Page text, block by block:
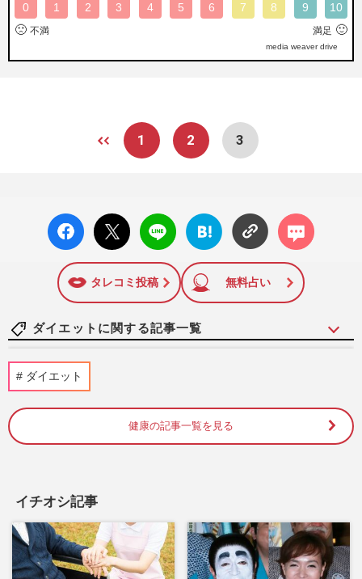
0 1 2 3 4 5 6 7 8 9 10
🙁 不満 満足 🙂
media weaver drive
1 2 3
facebo
ok い
X ポス
ト
LINE
はてな
ブック
に追加
コメン
ト
タレコミ投稿 無料占い
ダイエットに関する記事一覧
週刊女性PRIME 2026/8/4
NHK『トリセツショー』で話題「疲れの
ダイエット
健康の記事一覧を見る
イチオシ記事